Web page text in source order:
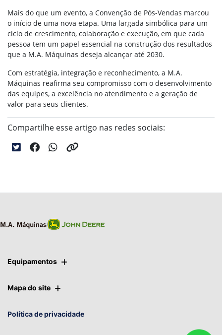
Mais do que um evento, a Convenção de Pós-Vendas marcou
o início de uma nova etapa. Uma largada simbólica para um
ciclo de crescimento, colaboração e execução, em que cada
pessoa tem um papel essencial na construção dos resultados
que a M.A. Máquinas deseja alcançar até 2030.
Com estratégia, integração e reconhecimento, a M.A.
Máquinas reafirma seu compromisso com o desenvolvimento
das equipes, a excelência no atendimento e a geração de
valor para seus clientes.
Compartilhe esse artigo nas redes sociais:
Equipamentos
Mapa do site
Política de privacidade